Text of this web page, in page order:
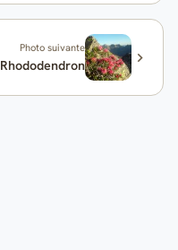
Photo suivante
Rhododendron